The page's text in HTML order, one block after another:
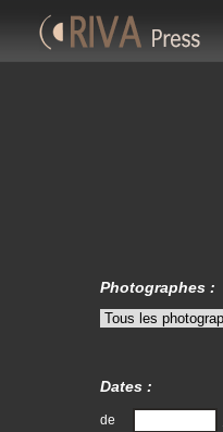
Photographes :
Dates :
de